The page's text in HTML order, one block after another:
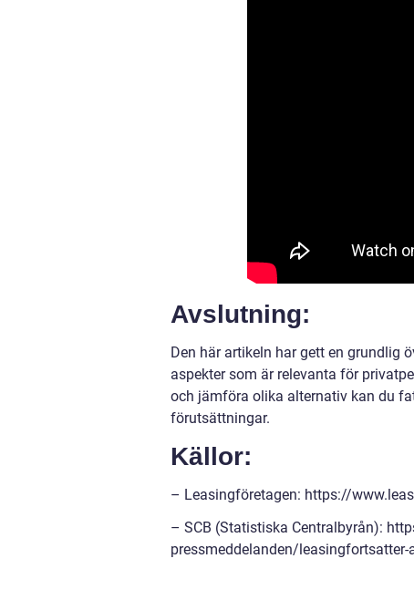
Avslutning:
Den här artikeln har gett en grundlig
aspekter som är relevanta för
och jämföra olika alternativ kan du
förutsättningar.
Källor:
– Leasingföretagen: https://
– SCB (Statistiska Centralbyrån):
pressmeddelanden/